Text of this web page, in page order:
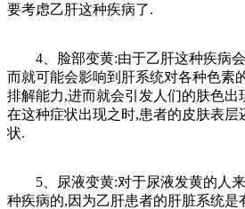
要考虑乙肝这种疾病了.
4、脸部变黄:由于乙肝这种疾病会
而就可能会影响到肝系统对各种色素
排解能力,进而就会引发人们的肤色出
在这种症状出现之时,患者的皮肤表层
状.
5、尿液变黄:对于尿液发黄的人来
种疾病的,因为乙肝患者的肝脏系统是